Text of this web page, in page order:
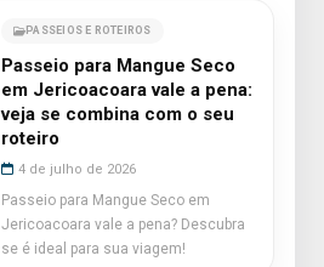
PASSEIOS E ROTEIROS
Passeio para Mangue Seco
em Jericoacoara vale a pena:
veja se combina com o seu
roteiro
4 de julho de 2026
Passeio para Mangue Seco em
Jericoacoara vale a pena? Descubra
se é ideal para sua viagem!